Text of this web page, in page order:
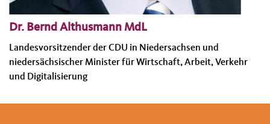
Dr. Bernd Althusmann MdL
Landesvorsitzender der CDU in Niedersachsen und
niedersächsischer Minister für Wirtschaft, Arbeit, Verkehr
und Digitalisierung